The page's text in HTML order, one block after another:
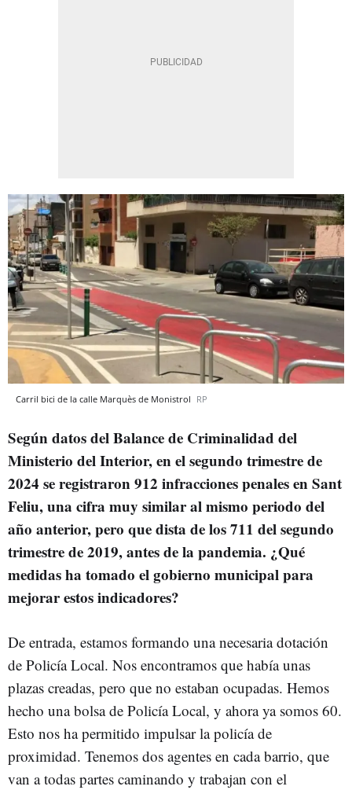
Carril bici de la calle Marquès de Monistrol RP
Según datos del Balance de Criminalidad del
Ministerio del Interior, en el segundo trimestre de
2024 se registraron 912 infracciones penales en Sant
Feliu, una cifra muy similar al mismo periodo del
año anterior, pero que dista de los 711 del segundo
trimestre de 2019, antes de la pandemia. ¿Qué
medidas ha tomado el gobierno municipal para
mejorar estos indicadores?
De entrada, estamos formando una necesaria dotación
de Policía Local. Nos encontramos que había unas
plazas creadas, pero que no estaban ocupadas. Hemos
hecho una bolsa de Policía Local, y ahora ya somos 60.
Esto nos ha permitido impulsar la policía de
proximidad. Tenemos dos agentes en cada barrio, que
van a todas partes caminando y trabajan con el